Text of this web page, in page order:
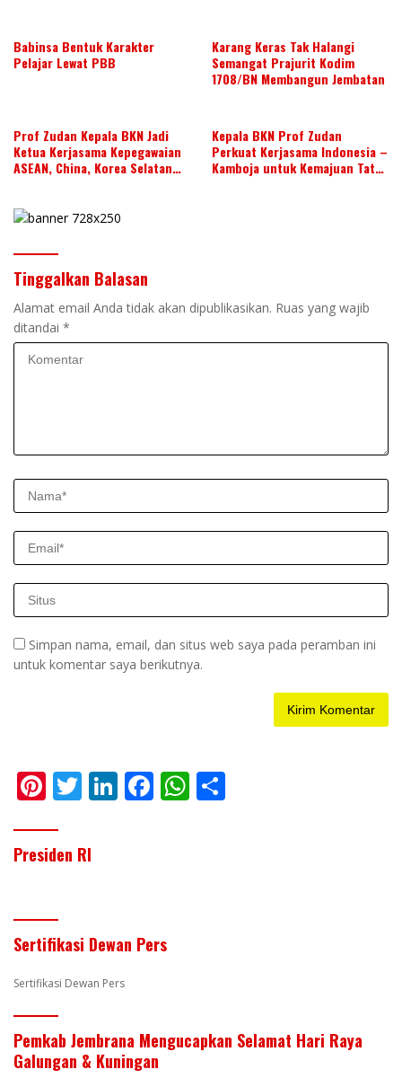
Babinsa Bentuk Karakter
Pelajar Lewat PBB
Karang Keras Tak Halangi
Semangat Prajurit Kodim
1708/BN Membangun Jembatan
Prof Zudan Kepala BKN Jadi
Ketua Kerjasama Kepegawaian
ASEAN, China, Korea Selatan
ASEAN
Kepala BKN Prof Zudan
Perkuat Kerjasama Indonesia –
Kamboja untuk Kemajuan Tata
Tinggalkan Balasan
Alamat email Anda tidak akan dipublikasikan. Ruas yang wajib
ditandai *
Simpan nama, email, dan situs web saya pada peramban ini
untuk komentar saya berikutnya.
Pi
er
e
T
itt
er
Li F
k
W
Presiden RI
Sertifikasi Dewan Pers
Sertifikasi Dewan Pers
Pemkab Jembrana Mengucapkan Selamat Hari Raya
Galungan & Kuningan